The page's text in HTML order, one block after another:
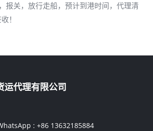
报关，放行走船，预计到港时间，代理清
！
运代理有限公司
: +86 13632185884